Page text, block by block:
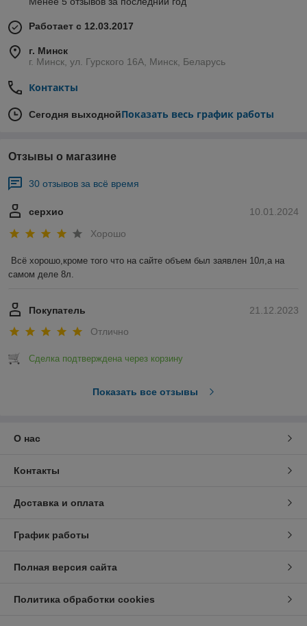
Работает с 12.03.2017
г. Минск
г. Минск, ул. Гурского 16А, Минск, Беларусь
Контакты
Сегодня выходнойПоказать весь график работы
Отзывы о магазине
30 отзывов за всё время
10.01.2024
серхио
Хорошо
Всё хорошо,кроме того что на сайте объем был заявлен 10л,а на
самом деле 8л.
21.12.2023
Покупатель
Отлично
Сделка подтверждена через корзину
Показать все отзывы
О нас
Контакты
Доставка и оплата
График работы
Полная версия сайта
Политика обработки cookies